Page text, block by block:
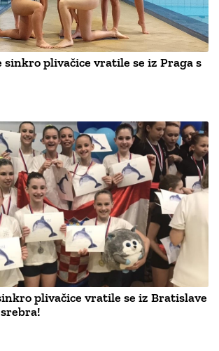
sinkro plivačice vratile se iz Praga s
plivačice vratile se iz Bratislave